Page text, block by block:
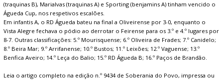
(traquinas B), Marialvas (traquinas A) e Sporting (benjamins A) tinham vencido o
Águeda Cup, nos respetivos escalões.
Em infantis A, o RD Águeda bateu na final a Oliveirense por 3-0, enquanto o
Vista Alegre fechava o pódio ao derrotar o Feirense para os 3.º e 4.º lugares por
8-7. Outras classificações: 5.º Mourisquense; 6.º Oliveira de Frades; 7.º Canidelo;
8.º Beira Mar; 9.º Arrifanense; 10.º Bustos; 11.º Leixões; 12.º Vaguense; 13.º
Benfica Aveiro; 14.º Leça do Balio; 15.º RD Águeda B; 16.º Paços de Brandão.
Leia o artigo completo na edição n.º 9434 de Soberania do Povo, impressa ou